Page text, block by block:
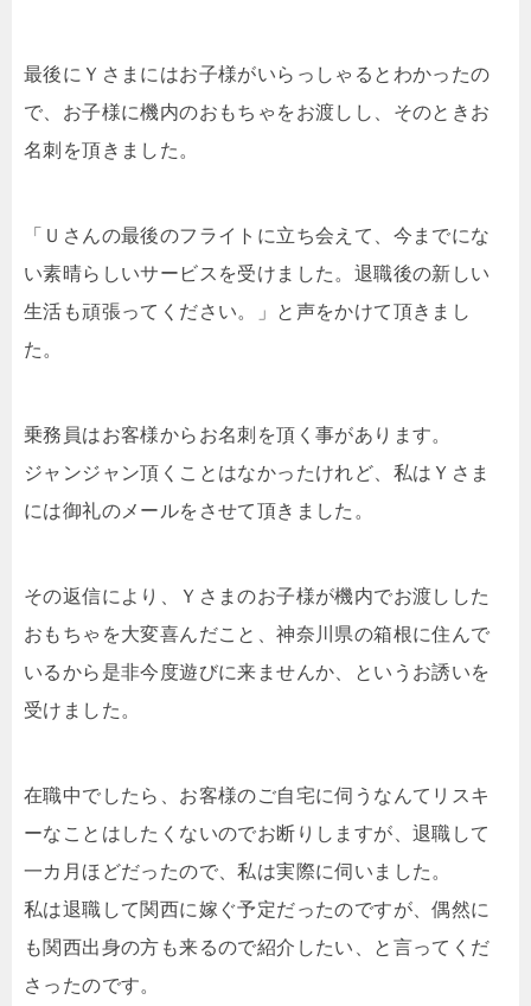
最後にＹさまにはお子様がいらっしゃるとわかったの
で、お子様に機内のおもちゃをお渡しし、そのときお
名刺を頂きました。
「Ｕさんの最後のフライトに立ち会えて、今までにな
い素晴らしいサービスを受けました。退職後の新しい
生活も頑張ってください。」と声をかけて頂きまし
た。
乗務員はお客様からお名刺を頂く事があります。
ジャンジャン頂くことはなかったけれど、私はＹさま
には御礼のメールをさせて頂きました。
その返信により、Ｙさまのお子様が機内でお渡しした
おもちゃを大変喜んだこと、神奈川県の箱根に住んで
いるから是非今度遊びに来ませんか、というお誘いを
受けました。
在職中でしたら、お客様のご自宅に伺うなんてリスキ
ーなことはしたくないのでお断りしますが、退職して
一カ月ほどだったので、私は実際に伺いました。
私は退職して関西に嫁ぐ予定だったのですが、偶然に
も関西出身の方も来るので紹介したい、と言ってくだ
さったのです。